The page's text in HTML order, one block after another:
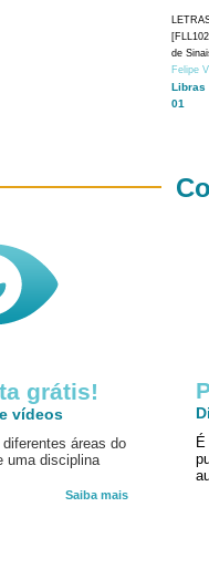
de
Felipe
Libras
01
grátis!
vídeos
áreas do
uma disciplina
Saiba mais